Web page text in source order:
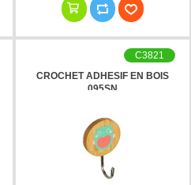
CROCHET ADHESIF EN BOIS
095SN
C3821